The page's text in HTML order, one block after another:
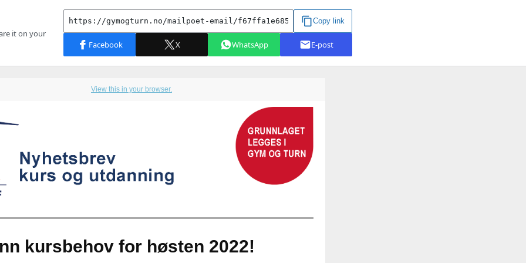
View this in your browser.
kursbehov for høsten 2022!